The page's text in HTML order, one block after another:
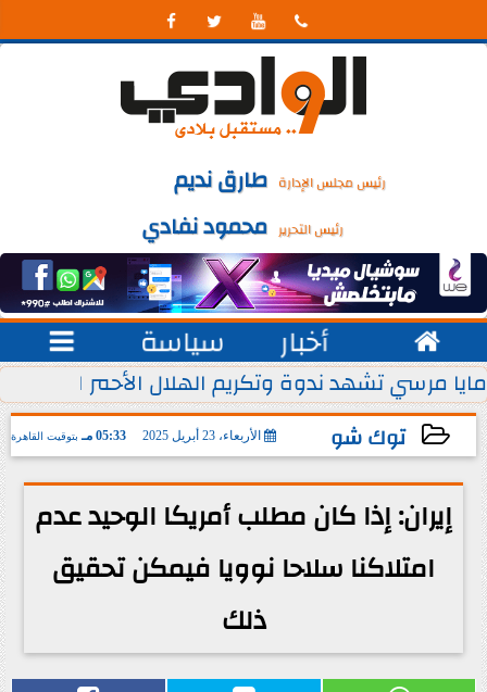
   
رئيس مجلس الإدارة طارق نديم
رئيس التحرير محمود نفادي
 أخبار سياسة 
يوليو من كل عام
مايا مرسي تشهد ندوة وتكريم الهلال الأحمر
توك شو الأربعاء، 23 أبريل 2025 05:33 مـ بتوقيت القاهرة
2025-04-23 17:33:13
إيران: إذا كان مطلب أمريكا الوحيد عدم
امتلاكنا سلاحا نوويا فيمكن تحقيق
ذلك